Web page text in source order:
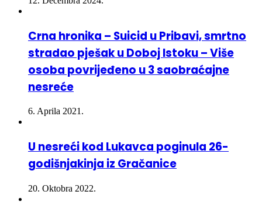
Crna hronika – Suicid u Pribavi, smrtno
stradao pješak u Doboj Istoku – Više
osoba povrijeđeno u 3 saobraćajne
nesreće
6. Aprila 2021.
U nesreći kod Lukavca poginula 26-
godišnjakinja iz Gračanice
20. Oktobra 2022.